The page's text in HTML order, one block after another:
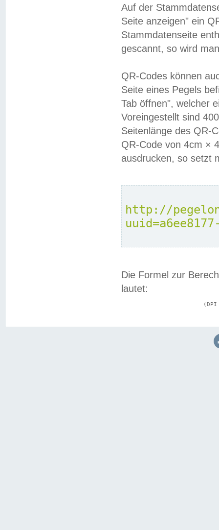
Auf der
Seite anzeigen" ein
Stammdatenseite
gescannt, so wird
QR-Codes können
Seite eines Pegels
Tab öffnen", welcher
Voreingestellt sind
Seitenlänge des QR-
QR-Code von 4cm ×
ausdrucken, so setzt
http://
Die Formel zur
lautet: